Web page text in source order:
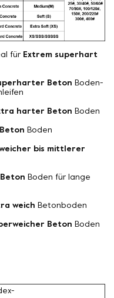
für Extrem superhart
Beton Boden-
harter Beton Boden
Boden
bis mittlerer
Boden für lange
weich Betonboden
Beton Boden